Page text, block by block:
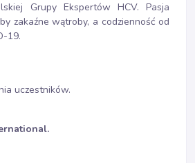
Grupy Ekspertów HCV. Pasja
zakaźne wątroby, a codzienność od
19.
uczestników.